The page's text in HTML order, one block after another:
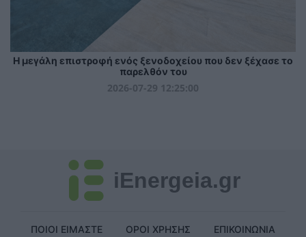
Η μεγάλη επιστροφή ενός ξενοδοχείου που δεν ξέχασε το
παρελθόν του
2026-07-29 12:25:00
iEnergeia.gr
ΠΟΙΟΙ ΕΙΜΑΣΤΕ ΟΡΟΙ ΧΡΗΣΗΣ ΕΠΙΚΟΙΝΩΝΙΑ